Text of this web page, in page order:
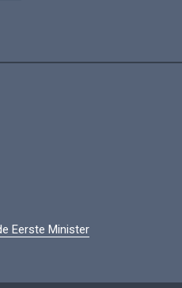
Eerste Minister